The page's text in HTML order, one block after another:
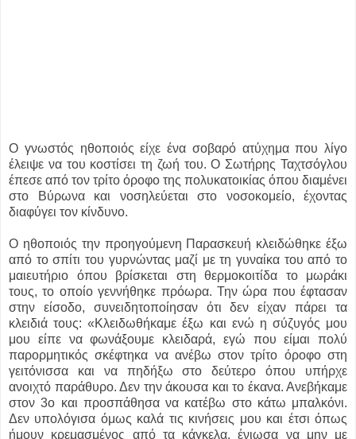
O γνωστός ηθοποιός είχε ένα σοβαρό ατύχημα που λίγο
έλειψε να του κοστίσει τη ζωή του. Ο Σωτήρης Ταχτσόγλου
έπεσε από τον τρίτο όροφο της πολυκατοικίας όπου διαμένει
στο Βύρωνα και νοσηλεύεται στο νοσοκομείο, έχοντας
διαφύγει τον κίνδυνο.
Ο ηθοποιός την προηγούμενη Παρασκευή κλειδώθηκε έξω
από το σπίτι του γυρνώντας μαζί με τη γυναίκα του από το
μαιευτήριο όπου βρίσκεται στη θερμοκοιτίδα το μωράκι
τους, το οποίο γεννήθηκε πρόωρα. Την ώρα που έφτασαν
στην είσοδο, συνειδητοποίησαν ότι δεν είχαν πάρει τα
κλειδιά τους: «Κλειδωθήκαμε έξω και ενώ η σύζυγός μου
μου είπε να φωνάξουμε κλειδαρά, εγώ που είμαι πολύ
παρορμητικός σκέφτηκα να ανέβω στον τρίτο όροφο στη
γειτόνισσα και να πηδήξω στο δεύτερο όπου υπήρχε
ανοιχτό παράθυρο. Δεν την άκουσα και το έκανα. Ανεβήκαμε
στον 3ο και προσπάθησα να κατέβω στο κάτω μπαλκόνι.
Δεν υπολόγισα όμως καλά τις κινήσεις μου και έτσι όπως
ήμουν κρεμασμένος από τα κάγκελα, ένιωσα να μην με